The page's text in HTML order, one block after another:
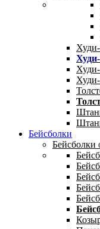
Бейсболки
Бейсболки